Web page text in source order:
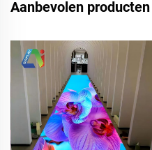
Aanbevolen producten